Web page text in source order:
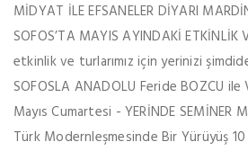
MİDYAT İLE EFSANELER DİYARI
SOFOS’TA MAYIS AYINDAKİ ETKİNLİK
etkinlik ve turlarımız için yerinizi
SOFOSLA ANADOLU Feride BOZCU ile
Mayıs Cumartesi - YERİNDE SEMİNER
Türk Modernleşmesinde Bir Yürüyüş 10